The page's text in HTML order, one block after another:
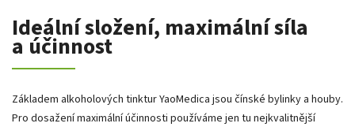
Ideální složení, maximální síla
a účinnost
Základem alkoholových tinktur YaoMedica jsou čínské bylinky a houby.
Pro dosažení maximální účinnosti používáme jen tu nejkvalitnější